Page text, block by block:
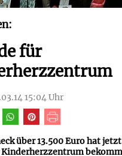
für
15:04 Uhr
über 13.500 Euro hat